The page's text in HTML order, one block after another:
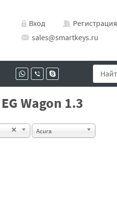
Вход
Регистрация
sales@smartkeys.ru
Wagon 1.3
Acura